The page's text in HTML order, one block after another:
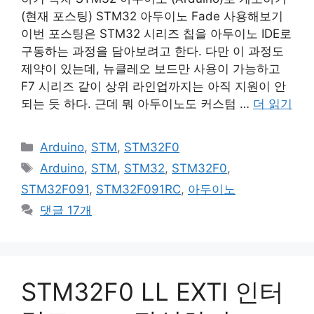
(현재 포스팅) STM32 아두이노 Fade 사용해보기
이번 포스팅은 STM32 시리즈 칩을 아두이노 IDE로
구동하는 과정을 담아보려고 한다. 다만 이 과정도
제약이 있는데, 뉴클레오 보드만 사용이 가능하고
F7 시리즈 같이 상위 라인업까지는 아직 지원이 안
되는 듯 하다. 근데 뭐 아두이노도 커스텀 … 더 읽기
카
테
리
Arduino, STM, STM32F0
태
그
Arduino, STM, STM32, STM32F0,
STM32F091, STM32F091RC, 아두이노
댓글 17개
STM32F0 LL EXTI 인터